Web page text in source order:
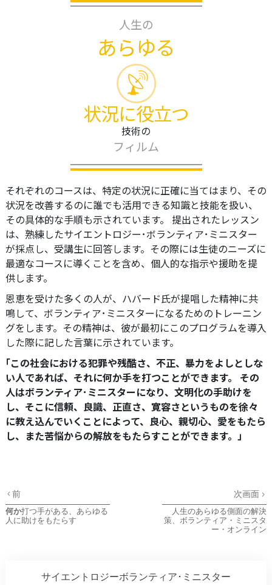
人生の
あらゆる
状況に役立つ
技術の
フィルム
それぞれのコースは、特定の状況に正確に当てはまり、その
状況を改善するのに誰でも活用できる知識と技能を扱い、
その具体的な手順も示されています。 提出されたレッスン
は、熟練したサイエントロジー･ボランティア･ミニスター
が採点し、受講生に回答します。その際には生徒のニーズに
最適なコースに導くことを含め、個人的な指示や援助を提
供します。
恩恵を受けた多くの人が、ハバード氏が提唱した精神に共
鳴して、ボランティア･ミニスターになるためのトレーニン
グをします。その精神は、彼が最初にこのプログラムを導入
した際に記した言葉に示されています。
｢この社会における犯罪や残酷さ、不正、暴力をよしとしな
い人であれば、それに何か手を打つことができます。 その
人はボランティア･ミニスターになり、文明化の手助けを
し、そこに信頼、良識、正直さ、寛容さというものを徐々
に教え込んでいくことによって、良心、親切心、愛をもたら
し、また苦悩からの解放をもたらすことができます。」
前
何か打つ手がある、あらゆる
人に助けをもたらす
次画面
人生のあらゆる側面の解決
策、ボランティア・ミニスタ
ー・オンライン
サイエントロジーボランティア･ミニスター